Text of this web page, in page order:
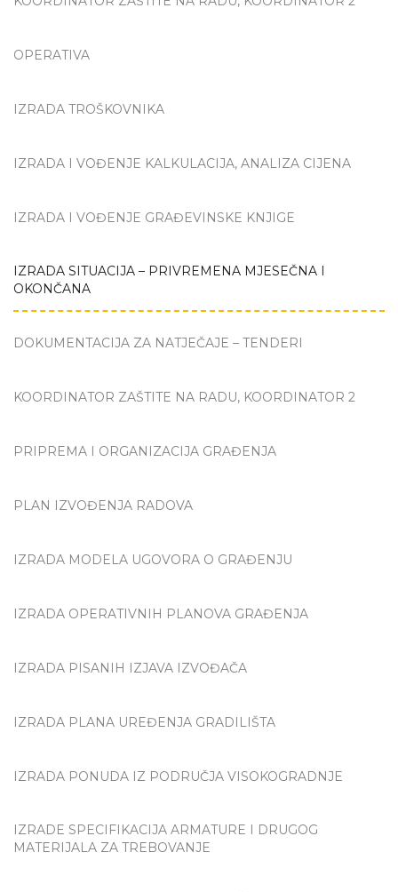
OPERATIVA
IZRADA TROŠKOVNIKA
IZRADA I VOĐENJE KALKULACIJA, ANALIZA CIJENA
IZRADA I VOĐENJE GRAĐEVINSKE KNJIGE
IZRADA SITUACIJA – PRIVREMENA MJESEČNA I
OKONČANA
DOKUMENTACIJA ZA NATJEČAJE – TENDERI
KOORDINATOR ZAŠTITE NA RADU, KOORDINATOR 2
PRIPREMA I ORGANIZACIJA GRAĐENJA
PLAN IZVOĐENJA RADOVA
IZRADA MODELA UGOVORA O GRAĐENJU
IZRADA OPERATIVNIH PLANOVA GRAĐENJA
IZRADA PISANIH IZJAVA IZVOĐAČA
IZRADA PLANA UREĐENJA GRADILIŠTA
IZRADA PONUDA IZ PODRUČJA VISOKOGRADNJE
IZRADE SPECIFIKACIJA ARMATURE I DRUGOG
MATERIJALA ZA TREBOVANJE